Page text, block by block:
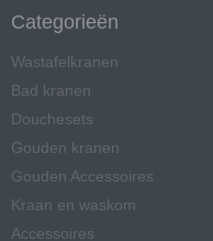
Categorieën
Wastafelkranen
Bad kranen
Douchesets
Gouden kranen
Gouden Accessoires
Kraan en waskom
Accessoires